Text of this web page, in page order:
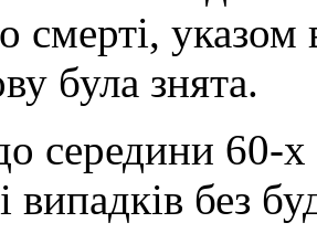
смерті,
була знята.
середини 60-
випадків без